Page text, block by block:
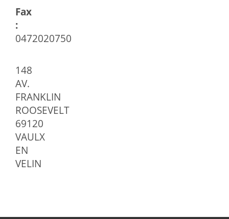
Fax
:
0472020750
148
AV.
FRANKLIN
ROOSEVELT
69120
VAULX
EN
VELIN